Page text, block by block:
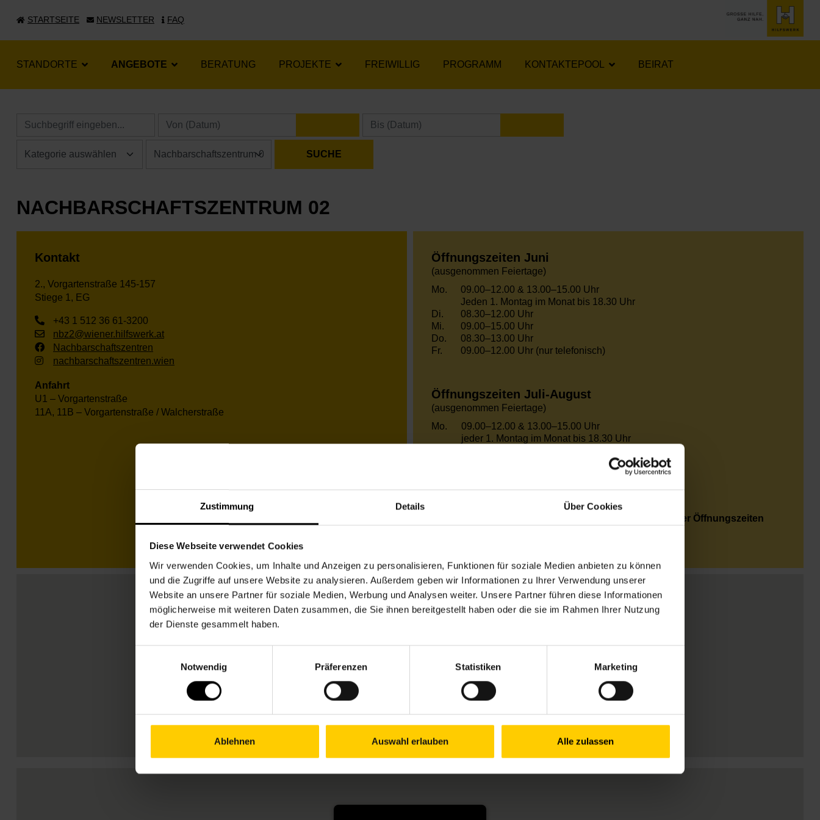
Zustimmung Details Über Cookies
Diese Webseite verwendet Cookies
Wir verwenden Cookies, um Inhalte und Anzeigen zu personalisieren, Funktionen für soziale Medien anbieten zu können
und die Zugriffe auf unsere Website zu analysieren. Außerdem geben wir Informationen zu Ihrer Verwendung unserer
Website an unsere Partner für soziale Medien, Werbung und Analysen weiter. Unsere Partner führen diese Informationen
möglicherweise mit weiteren Daten zusammen, die Sie ihnen bereitgestellt haben oder die sie im Rahmen Ihrer Nutzung
der Dienste gesammelt haben.
Notwendig
Präferenzen Statistiken Marketing
Ablehnen Auswahl erlauben Alle zulassen
STARTSEITE NEWSLETTER FAQ
STANDORTE ANGEBOTE BERATUNG PROJEKTE FREIWILLIG PROGRAMM KONTAKTEPOOL BEIRAT
KALENDER ÖFFNEN
NACHBARSCHAFTSZENTRUM 02
Kontakt
2., Vorgartenstraße 145-157
Stiege 1, EG
+43 1 512 36 61-3200
nbz2@wiener.hilfswerk.at
Nachbarschaftszentren
nachbarschaftszentren.wien
Anfahrt
U1 – Vorgartenstraße
11A, 11B – Vorgartenstraße / Walcherstraße
Öffnungszeiten Juni
(ausgenommen Feiertage)
Mo.
09.00–12.00 & 13.00–15.00 Uhr
Jeden 1. Montag im Monat bis 18.30 Uhr
Di.
08.30–12.00 Uhr
Mi.
09.00–15.00 Uhr
Do.
08.30–13.00 Uhr
Fr.
09.00–12.00 Uhr (nur telefonisch)
Öffnungszeiten Juli-August
(ausgenommen Feiertage)
Mo.
09.00–12.00 & 13.00–15.00 Uhr
jeder 1. Montag im Monat bis 18.30 Uhr
Fr.
geschlossen
Bitte beachten Sie auch unsere Angebote außerhalb der Öffnungszeiten